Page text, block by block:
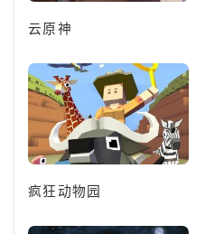
云原神
疯狂动物园